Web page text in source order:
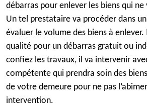
débarras pour enlever les biens qui ne
Un tel prestataire va procéder dans
évaluer le volume des biens à enlever.
qualité pour un débarras gratuit ou
confiez les travaux, il va intervenir
compétente qui prendra soin des
de votre demeure pour ne pas
intervention.